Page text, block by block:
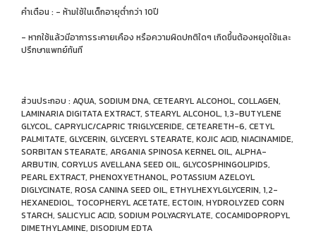
คำเตือน : - ห้ามใช้ในเด็กอายุต่ำกว่า 10ปี
- หากใช้แล้วมีอาการระคายเคือง หรือความผิดปกติใดๆ เกิดขึ้นต้องหยุดใช้และ
ปรึกษาแพทย์ทันที
ส่วนประกอบ : AQUA, SODIUM DNA, CETEARYL ALCOHOL, COLLAGEN,
LAMINARIA DIGITATA EXTRACT, STEARYL ALCOHOL, 1,3-BUTYLENE
GLYCOL, CAPRYLIC/CAPRIC TRIGLYCERIDE, CETEARETH-6, CETYL
PALMITATE, GLYCERIN, GLYCERYL STEARATE, KOJIC ACID, NIACINAMIDE,
SORBITAN STEARATE, ARGANIA SPINOSA KERNEL OIL, ALPHA-
ARBUTIN, CORYLUS AVELLANA SEED OIL, GLYCOSPHINGOLIPIDS,
PEARL EXTRACT, PHENOXYETHANOL, POTASSIUM AZELOYL
DIGLYCINATE, ROSA CANINA SEED OIL, ETHYLHEXYLGLYCERIN, 1,2-
HEXANEDIOL, TOCOPHERYL ACETATE, ECTOIN, HYDROLYZED CORN
STARCH, SALICYLIC ACID, SODIUM POLYACRYLATE, COCAMIDOPROPYL
DIMETHYLAMINE, DISODIUM EDTA